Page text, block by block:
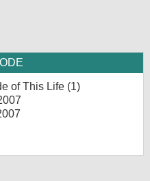
of This Life (1)